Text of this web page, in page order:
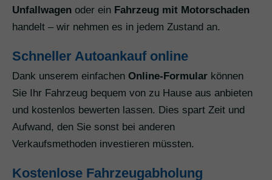
Unfallwagen oder ein Fahrzeug mit Motorschaden
handelt – wir nehmen es in jedem Zustand an.
Schneller Autoankauf online
Dank unserem einfachen Online-Formular können
Sie Ihr Fahrzeug bequem von zu Hause aus anbieten
und kostenlos bewerten lassen. Dies spart Zeit und
Aufwand, den Sie sonst bei anderen
Verkaufsmethoden investieren müssten.
Kostenlose Fahrzeugabholung